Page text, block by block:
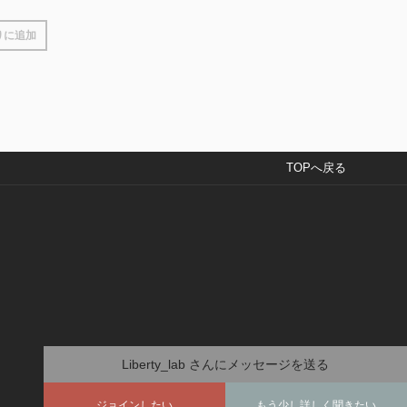
に追加
Liberty_lab さんにメッセージを送る
TOPへ戻る